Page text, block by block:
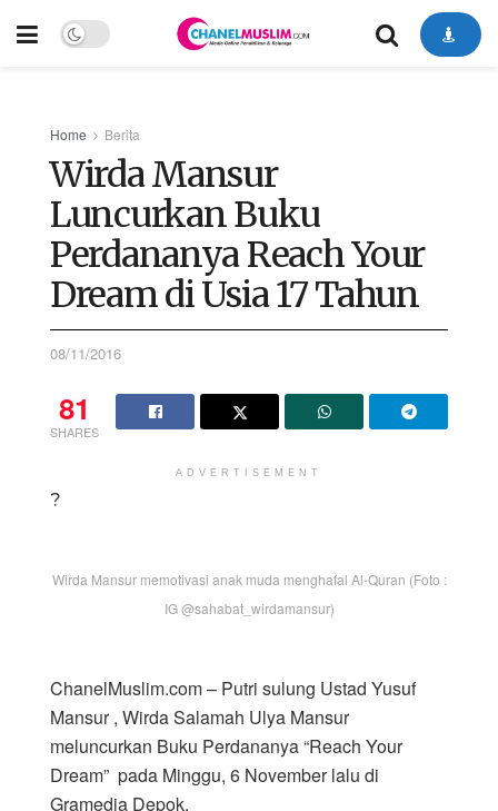
Home Berita
Wirda Mansur
Luncurkan Buku
Perdananya Reach Your
Dream di Usia 17 Tahun
08/11/2016
81
SHARES
ADVERTISEMENT
?
Wirda Mansur memotivasi anak muda menghafal Al-Quran (Foto :
IG @sahabat_wirdamansur)
ChanelMuslim.com – Putri sulung Ustad Yusuf
Mansur , Wirda Salamah Ulya Mansur
meluncurkan Buku Perdananya “Reach Your
Dream” pada Minggu, 6 November lalu di
Gramedia Depok.